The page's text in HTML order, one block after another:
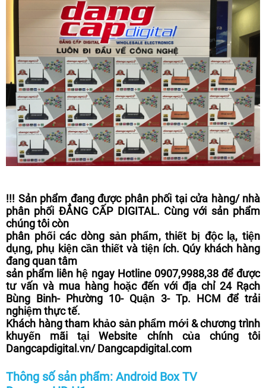
!!! Sản phẩm đang được phân phối tại cửa hàng/ nhà
phân phối ĐẲNG CẤP DIGITAL. Cùng với sản phẩm
chúng tôi còn
phân phối các dòng sản phẩm, thiết bị độc lạ, tiện
dụng, phụ kiện cần thiết và tiện ích. Qúy khách hàng
đang quan tâm
sản phẩm liên hệ ngay Hotline 0907,9988,38 để được
tư vấn và mua hàng hoặc đến với địa chỉ 24 Rạch
Bùng Binh- Phường 10- Quận 3- Tp. HCM để trải
nghiệm thực tế.
Khách hàng tham khảo sản phẩm mới & chương trình
khuyến mãi tại Website chính của chúng tôi
Dangcapdigital.vn/ Dangcapdigital.com
Thông số sản phẩm: Android Box TV